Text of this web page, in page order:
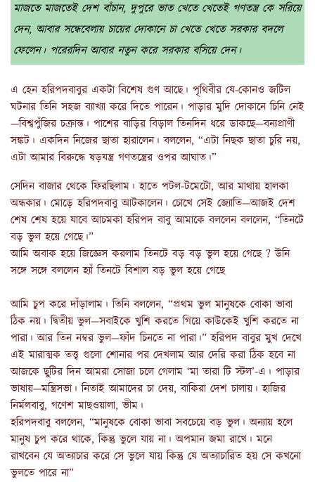
মাজতে মাজতেই দেশ বাঁচান, দুপুরে ভাত খেতে খেতেই গণতন্ত্র কে সরিয়ে
দেন, আবার সন্ধেবেলায় চায়ের দোকানে চা খেতে খেতে সরকার বদলে
ফেলেন। পরেরদিন আবার নতুন করে সরকার বসিয়ে দেন।
এ হেন হরিপদবাবুর একটা বিশেষ গুণ আছে। পৃথিবীর যে-কোনও জটিল
ঘটনার তিনি সহজ ব্যাখ্যা করে দিতে পারেন। পাড়ার মুদি দোকানে চিনি নেই
—বিশ্বপুঁজির চক্রান্ত। পাশের বাড়ির বিড়াল তিনদিন ধরে ডাকছে—বন্যপ্রাণী
সঙ্কট। একদিন নিজের ছাতা হারালেন। বললেন, “এটা নিছক ছাতা চুরি নয়,
এটা আমার বিরুদ্ধে ষড়যন্ত্র গণতন্ত্রের ওপর আঘাত।”
সেদিন বাজার থেকে ফিরছিলাম। হাতে পটল-টমেটো, আর মাথায় হালকা
অন্ধকার। মোড়ে হরিপদবাবু আটকালেন। চোখে সেই জ্যোতি—আজই দেশ
শেষ শেষ হয়ে যাবে আচমকা হরিপদ বাবু আমাকে বললেন বললেন, “তিনটে
বড় ভুল হয়ে গেছে।”
আমি অবাক হয়ে জিজ্ঞেস করলাম তিনটে বড় বড় ভুল হয়ে গেছে ? উনি
সঙ্গে সঙ্গে বললেন হ্যাঁ তিনটে বিশাল বড় ভুল হয়ে গেছে
আমি চুপ করে দাঁড়ালাম। তিনি বললেন, “প্রথম ভুল মানুষকে বোকা ভাবা
ঠিক নয়। দ্বিতীয় ভুল—সবাইকে খুশি করতে গিয়ে কাউকেই খুশি করতে না
পারা। আর তিন নম্বর ভুল—ফাঁদ চিনতে না পারা।” হরিপদ বাবুর মুখ দেখে
এই মারাত্মক তত্ত্ব গুলো শোনার পর দেখলাম আর দেরি করা ঠিক হবে না
আজকে ছুটির দিন আমরা সোজা চলে গেলাম ‘মা তারা টি স্টল’-এ। পাড়ার
ভাষায়—মন্ত্রিসভা। নিতাই আমাদের চা দেয়, বাকিরা দেশ চালায়। হাজির
নির্মলবাবু, গণেশ মাছওয়ালা, ভীম।
হরিপদবাবু বললেন, “মানুষকে বোকা ভাবা সবচেয়ে বড় ভুল। অন্যায় হলে
মানুষ চুপ করে থাকে, কিন্তু ভুলে যায় না। অপমান জমা রাখে। মনে
রাখবেন যে অত্যাচার করে সে ভুলে যায় কিন্তু যে অত্যাচারিত হয় সে কখনো
ভুলতে পারে না”